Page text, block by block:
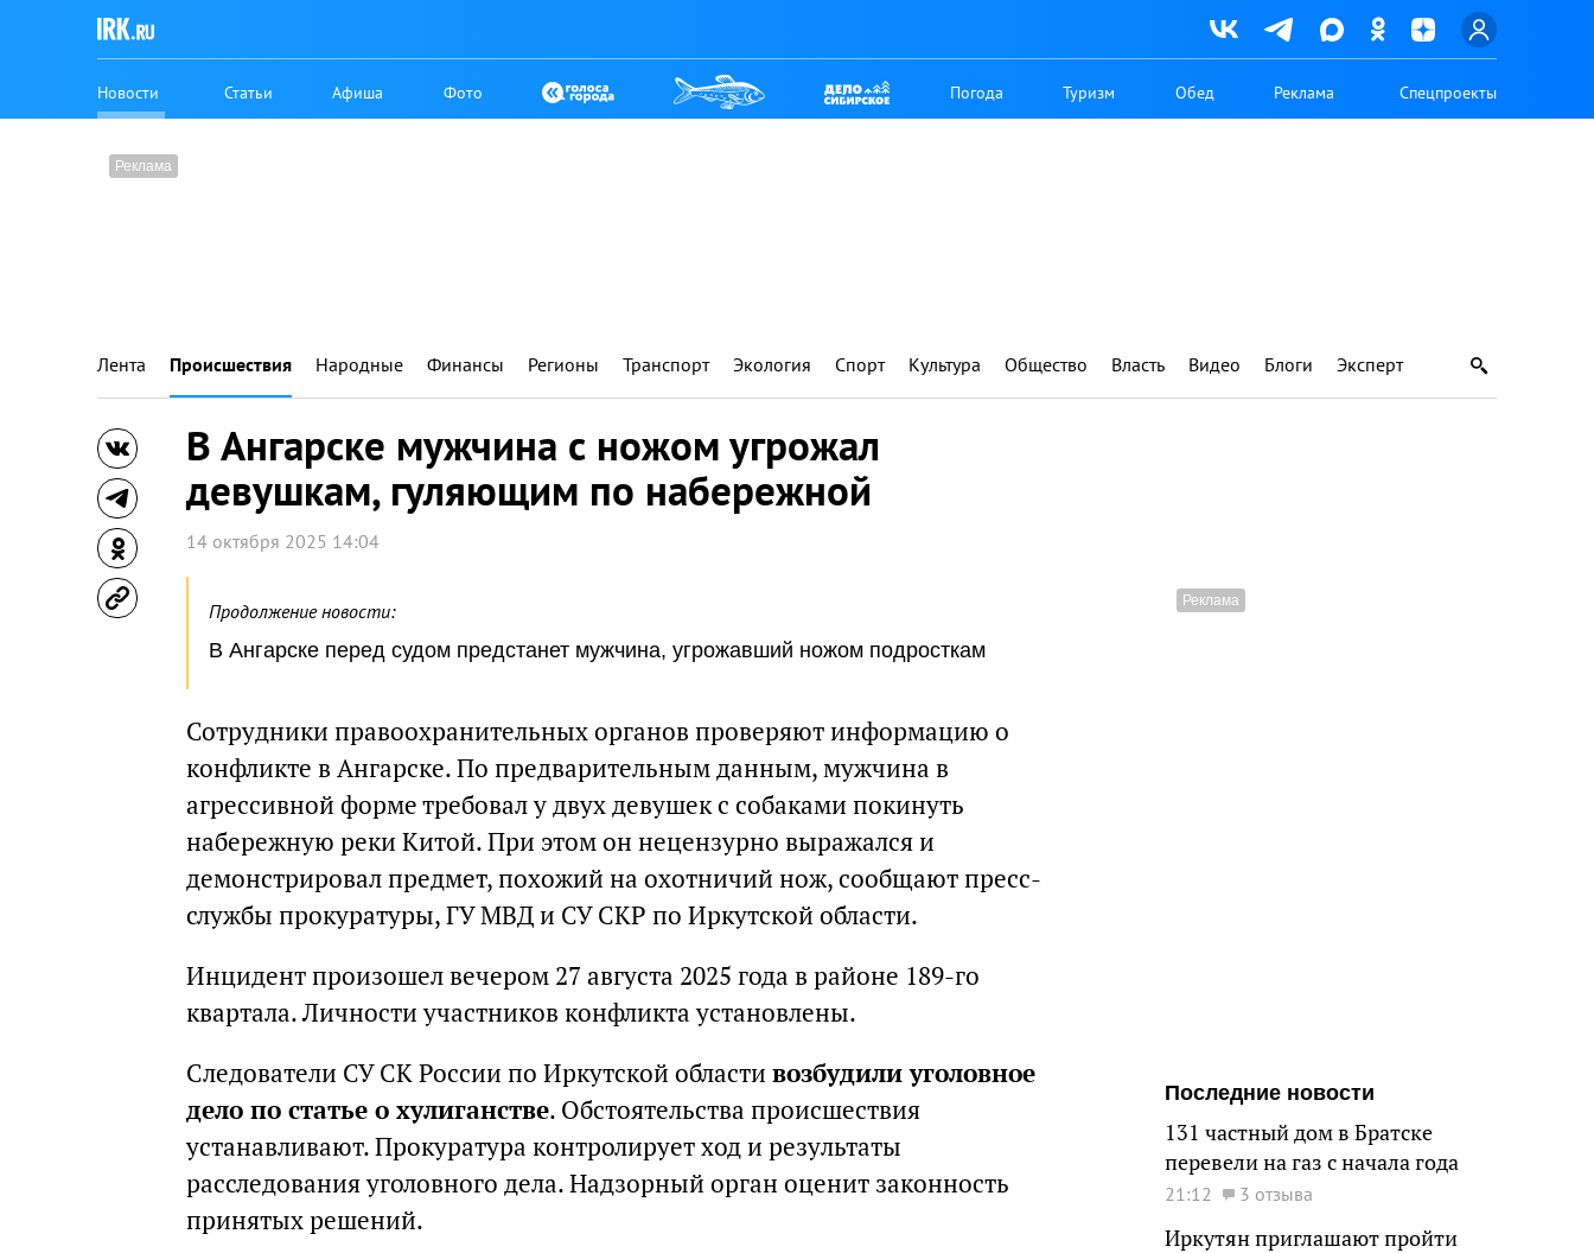
Новости Статьи Афиша Фото Погода Туризм Обед Реклама Спецпроекты
Лента Происшествия Народные Финансы Регионы Транспорт Экология Спорт Культура Общество Власть Видео Блоги Эксперт
В Ангарске мужчина с ножом угрожал
девушкам, гуляющим по набережной
14 октября 2025 14:04
Продолжение новости:
В Ангарске перед судом предстанет мужчина, угрожавший ножом подросткам
Сотрудники правоохранительных органов проверяют информацию о
конфликте в Ангарске. По предварительным данным, мужчина в
агрессивной форме требовал у двух девушек с собаками покинуть
набережную реки Китой. При этом он нецензурно выражался и
демонстрировал предмет, похожий на охотничий нож, сообщают пресс-
службы прокуратуры, ГУ МВД и СУ СКР по Иркутской области.
Инцидент произошел вечером 27 августа 2025 года в районе 189-го
квартала. Личности участников конфликта установлены.
Следователи СУ СК России по Иркутской области возбудили уголовное
дело по статье о хулиганстве. Обстоятельства происшествия
устанавливают. Прокуратура контролирует ход и результаты
расследования уголовного дела. Надзорный орган оценит законность
принятых решений.
Последние новости
131 частный дом в Братске
перевели на газ с начала года
21:12 3 отзыва
Иркутян приглашают пройти